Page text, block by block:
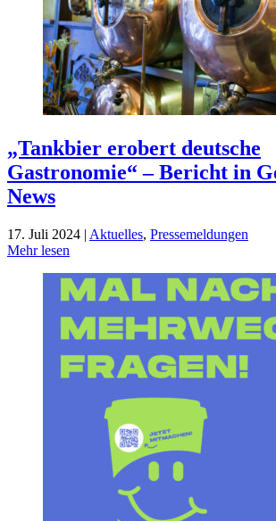
„Tankbier erobert deutsche
Gastronomie“ – Bericht in
News
17. Juli 2024 | Aktuelles, Pressemeldungen
Mehr lesen